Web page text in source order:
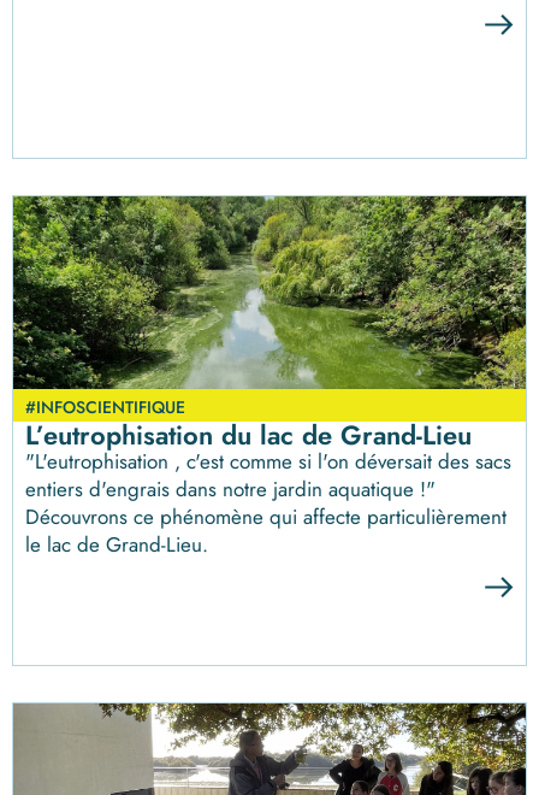
#INFOSCIENTIFIQUE
L’eutrophisation du lac de Grand-Lieu
"L'eutrophisation , c'est comme si l'on déversait des sacs
entiers d'engrais dans notre jardin aquatique !"
Découvrons ce phénomène qui affecte particulièrement
le lac de Grand-Lieu.